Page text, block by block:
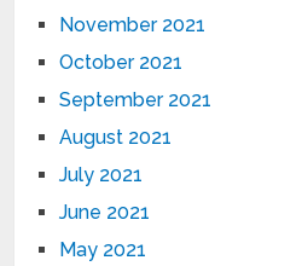
November 2021
October 2021
September 2021
August 2021
July 2021
June 2021
May 2021